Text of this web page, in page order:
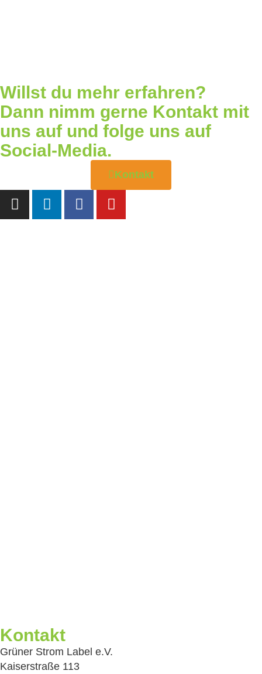
Willst du mehr erfahren?
Dann nimm gerne Kontakt mit
uns auf und folge uns auf
Social-Media.
Kontakt
Kontakt
Grüner Strom Label e.V.
Kaiserstraße 113